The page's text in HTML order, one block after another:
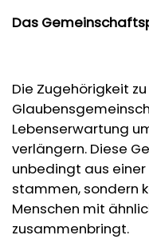
Das
Die Zugehörigkeit
Lebenserwartung
verlängern. Diese
unbedingt aus
stammen, sondern
Menschen mit
zusammenbringt.